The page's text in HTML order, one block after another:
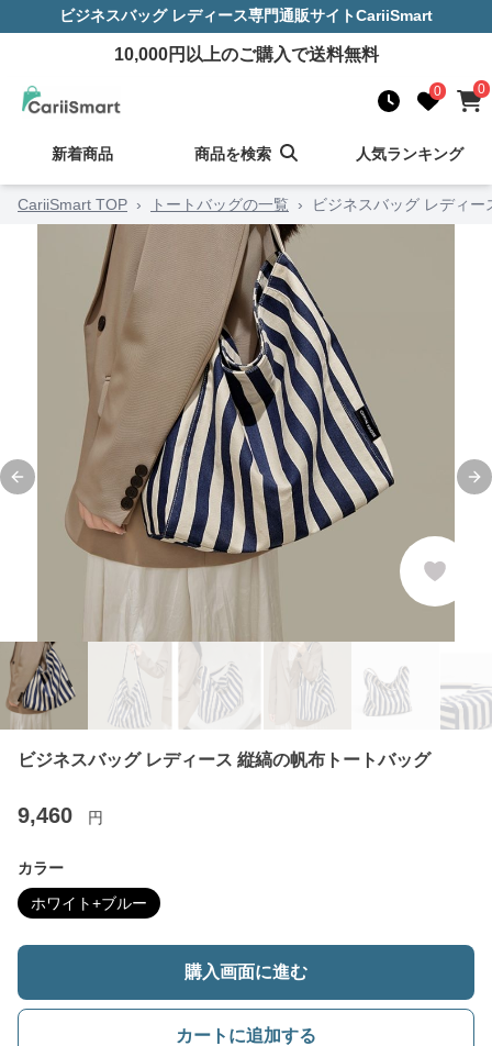
ビジネスバッグ レディース専門通販サイトCariiSmart
10,000円以上のご購入で送料無料
0 0
新着商品 商品を検索 人気ランキング
CariiSmart TOP › トートバッグの一覧 › ビジネスバッグ レディ
Previous slide
ビジネスバッグ レディース 縦縞の帆布トートバッグ
9,460 円
カラー
ホワイト+ブルー
購入画面に進む
カートに追加する